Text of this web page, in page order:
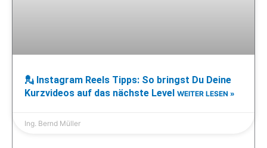
💂 Instagram Reels Tipps: So bringst Du Deine
Kurzvideos auf das nächste Level WEITER LESEN »
Ing. Bernd Müller